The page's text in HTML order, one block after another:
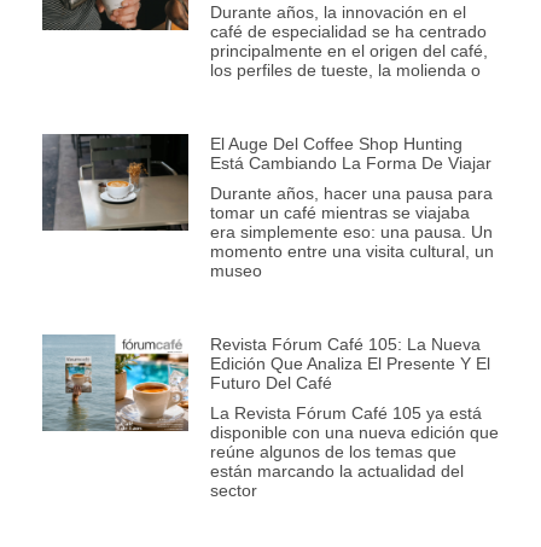
Durante años, la innovación en el
café de especialidad se ha centrado
principalmente en el origen del café,
los perfiles de tueste, la molienda o
El Auge Del Coffee Shop Hunting
Está Cambiando La Forma De Viajar
Durante años, hacer una pausa para
tomar un café mientras se viajaba
era simplemente eso: una pausa. Un
momento entre una visita cultural, un
museo
Revista Fórum Café 105: La Nueva
Edición Que Analiza El Presente Y El
Futuro Del Café
La Revista Fórum Café 105 ya está
disponible con una nueva edición que
reúne algunos de los temas que
están marcando la actualidad del
sector